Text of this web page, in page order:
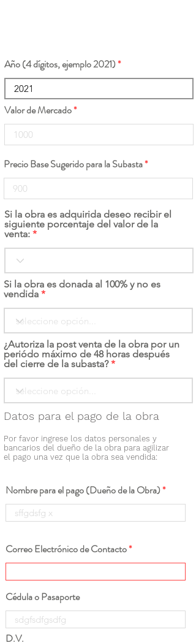
Año (4 dígitos, ejemplo 2021)
Valor de Mercado
Precio Base Sugerido para la Subasta
Si la obra es adquirida deseo recibir el
siguiente porcentaje del valor de la
venta:
Si la obra es donada al 100% y no es
vendida
¿Autoriza la post venta de la obra por un
periódo máximo de 48 horas después
del cierre de la subasta?
Datos para el pago de la obra
Por favor ingrese los datos personales y
bancarios del dueño de la obra para agilizar
el pago una vez que la obra sea vendida:
Nombre para el pago (Dueño de la Obra)
Correo Electrónico de Contacto
Cédula o Pasaporte
D.V.